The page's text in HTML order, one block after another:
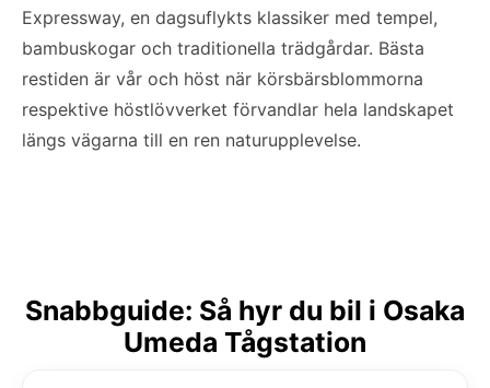
Expressway, en dagsuflykts klassiker med tempel,
bambuskogar och traditionella trädgårdar. Bästa
restiden är vår och höst när körsbärsblommorna
respektive höstlövverket förvandlar hela landskapet
längs vägarna till en ren naturupplevelse.
Snabbguide: Så hyr du bil i Osaka
Umeda Tågstation